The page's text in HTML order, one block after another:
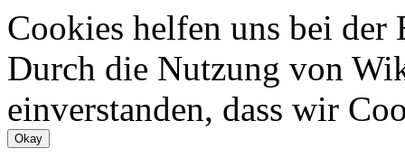
Cookies helfen uns bei
Durch die Nutzung von
einverstanden, dass wir